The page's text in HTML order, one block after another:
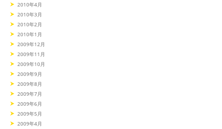
2010年4月
2010年3月
2010年2月
2010年1月
2009年12月
2009年11月
2009年10月
2009年9月
2009年8月
2009年7月
2009年6月
2009年5月
2009年4月